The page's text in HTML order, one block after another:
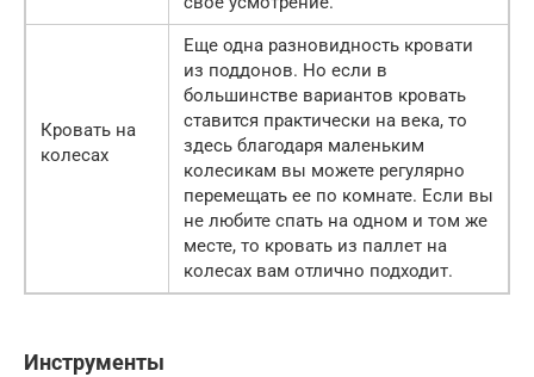
Кровать на
колесах
Еще одна разновидность кровати
из поддонов. Но если в
большинстве вариантов кровать
ставится практически на века, то
здесь благодаря маленьким
колесикам вы можете регулярно
перемещать ее по комнате. Если вы
не любите спать на одном и том же
месте, то кровать из паллет на
колесах вам отлично подходит.
Инструменты